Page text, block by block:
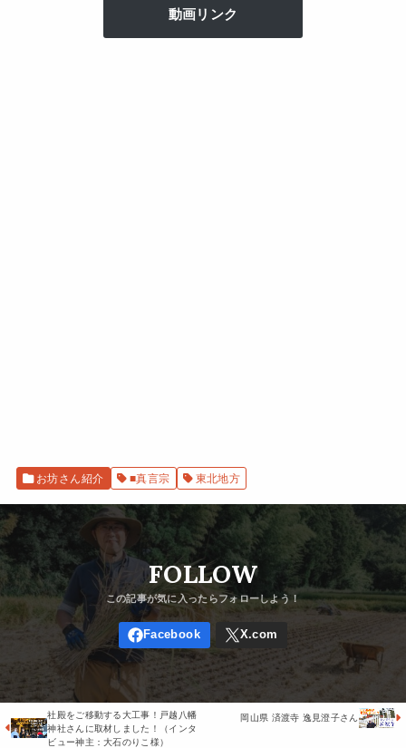
動画リンク
お坊さん紹介 ■真言宗 東北地方
FOLLOW
社殿をご移動する大工事！戸越八幡
神社さんに取材しました！（インタ
ビュー神主：大石のりこ様）
岡山県 済渡寺 逸見澄子さん